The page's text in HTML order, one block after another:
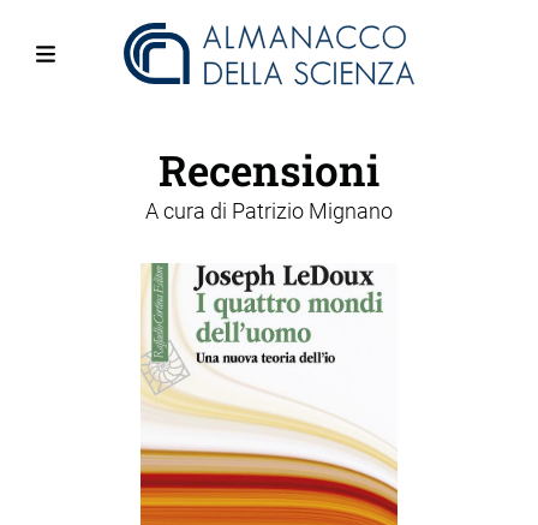
Recensioni
A cura di Patrizio Mignano